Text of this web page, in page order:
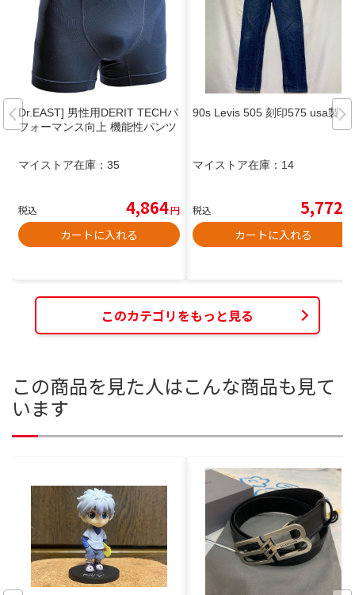
Dr.EAST] 男性用DERIT TECHパ
フォーマンス向上 機能性パンツ
マイストア在庫： 35
税込 4,864円
カートに入れる
90s Levis 505 刻印575 usa製
マイストア在庫： 14
税込 5,772
カートに入れる
このカテゴリをもっと見る
この商品を見た人はこんな商品も見て
います